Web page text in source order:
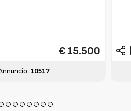
€ 15.500
10517